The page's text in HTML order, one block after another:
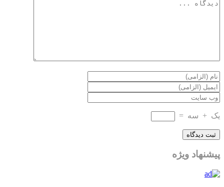
یک + سه =
پیشنهاد ویژه